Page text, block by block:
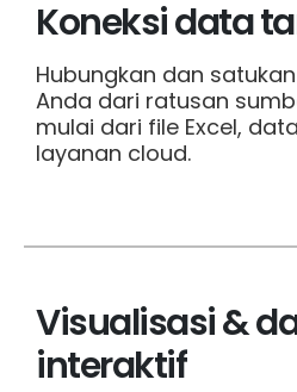
Koneksi data
Hubungkan dan
Anda dari ratusan
mulai dari file Excel,
layanan cloud.
Visualisasi &
interaktif